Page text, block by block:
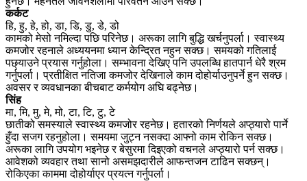
कर्कट
हि, हु, हे, हो, डा, डि, डु, डे, डो
कामको मेसो नमिल्दा पछि परिनेछ। अरूका लागि बुद्धि खर्चनुपर्ला। स्वास्थ्य
कमजोर रहनाले अध्ययनमा ध्यान केन्द्रित नहुन सक्छ। समयको गतिलाई
पछ्याउने प्रयास गर्नुहोला। सम्भावना देखिए पनि उपलब्धि हातपार्न धेरै श्रम
गर्नुपर्ला। प्रतीक्षित नतिजा कमजोर देखिनाले काम दोहोर्याउनुपर्ने हुन सक्छ।
अवसर र व्यवधानका बीचबाट कर्मयोग अघि बढ्नेछ।
सिंह
मा, मि, मु, मे, मो, टा, टि, टु, टे
छातीको समस्याले स्वास्थ्य कमजोर रहनेछ। हतारको निर्णयले अप्ठ्यारो पार्ने
हुँदा सजग रहनुहोला। समयमा जुट्न नसक्दा आफ्नो काम रोकिन सक्छ।
अरूका लागि उपयोग भइनेछ र बेसुरमा दिइएको वचनले अप्ठ्यारो पर्न सक्छ।
आवेशको व्यवहार तथा सानो असमझदारीले आफन्तजन टाढिन सक्छन्।
रोकिएका काममा दोहोर्याएर प्रयत्न गर्नुपर्ला।